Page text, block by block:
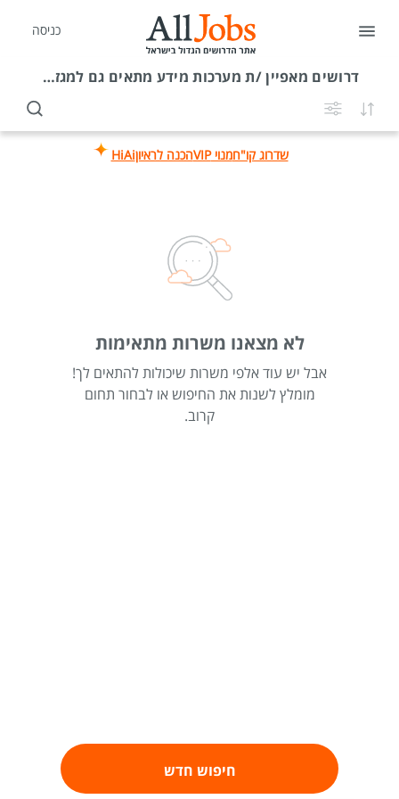
כניסה
דרושים מאפיין /ת מערכות מידע מתאים גם למגזר הדתי
שדרוג קו"חמנוי VIP הכנה לראיוןHiAi
לא מצאנו משרות מתאימות
אבל יש עוד אלפי משרות שיכולות להתאים לך!
מומלץ לשנות את החיפוש או לבחור תחום
קרוב.
חיפוש חדש